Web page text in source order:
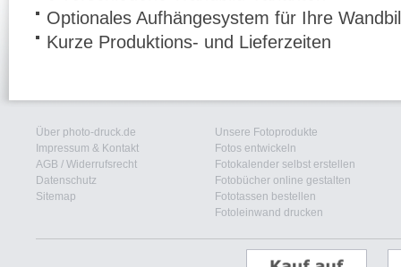
Optionales Aufhängesystem für Ihre
Kurze Produktions- und Lieferzeiten
Über photo-druck.de
Impressum & Kontakt
AGB / Widerrufsrecht
Datenschutz
Sitemap
Unsere Fotoprodukte
Fotos entwickeln
Fotokalender selbst erstellen
Fotobücher online gestalten
Fototassen bestellen
Fotoleinwand drucken